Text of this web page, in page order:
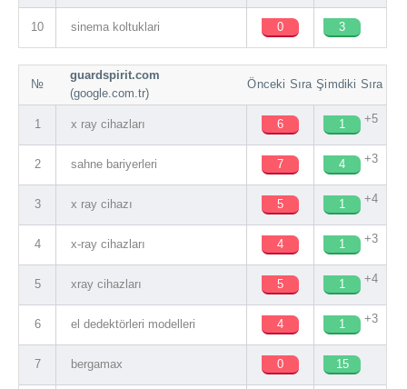
10 sinema koltuklari 0 3
№
guardspirit.com
(google.com.tr)
Önceki Sıra Şimdiki Sıra
1 x ray cihazları 6 1 +5
2 sahne bariyerleri 7 4 +3
3 x ray cihazı 5 1 +4
4 x-ray cihazları 4 1 +3
5 xray cihazları 5 1 +4
6 el dedektörleri modelleri 4 1 +3
7 bergamax 0 15